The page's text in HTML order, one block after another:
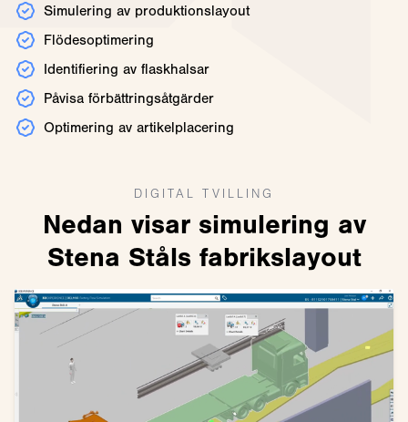
Simulering av produktionslayout
Flödesoptimering
Identifiering av flaskhalsar
Påvisa förbättringsåtgärder
Optimering av artikelplacering
DIGITAL TVILLING
Nedan visar simulering av
Stena Ståls fabrikslayout